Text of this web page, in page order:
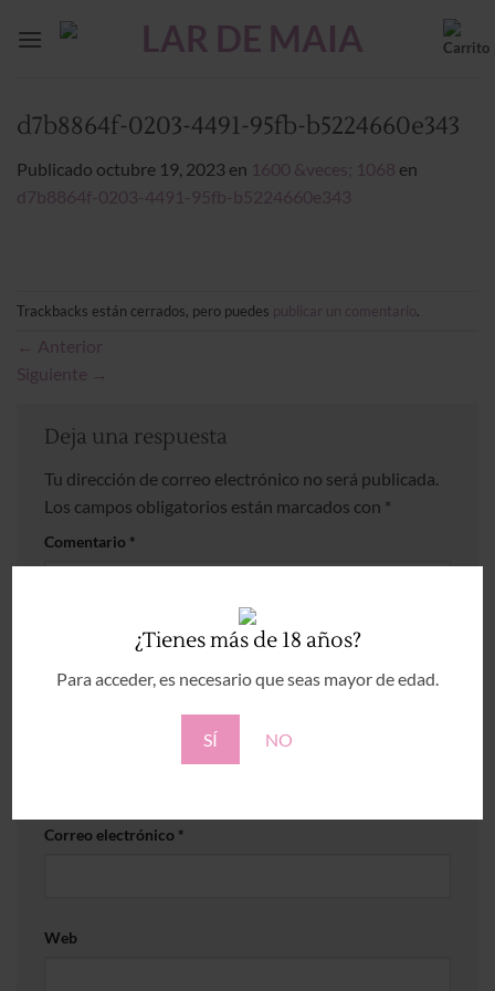
¿Tienes más de 18 años?
Para acceder, es necesario que seas mayor de edad.
SÍ NO
d7b8864f-0203-4491-95fb-b5224660e343
Publicado octubre 19, 2023 en 1600 &veces; 1068 en
d7b8864f-0203-4491-95fb-b5224660e343
Trackbacks están cerrados, pero puedes publicar un comentario.
← Anterior
Siguiente →
Deja una respuesta
Tu dirección de correo electrónico no será publicada.
Los campos obligatorios están marcados con *
Comentario *
Correo electrónico *
Web